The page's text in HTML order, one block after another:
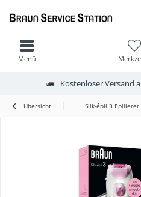
Kostenloser Versand
Menü
Übersicht Silk-épil 3 Epilierer